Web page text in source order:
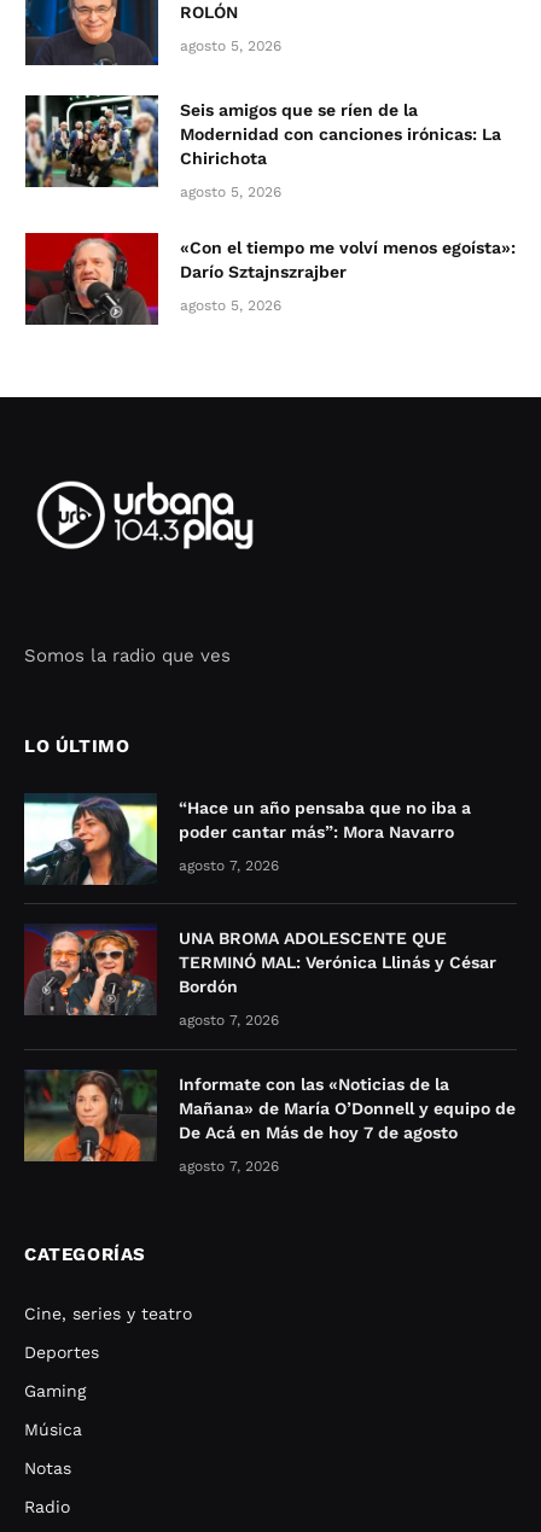
ROLÓN
agosto 5, 2026
Seis amigos que se ríen de la
Modernidad con canciones irónicas: La
Chirichota
agosto 5, 2026
«Con el tiempo me volví menos egoísta»:
Darío Sztajnszrajber
agosto 5, 2026
Somos la radio que ves
LO ÚLTIMO
“Hace un año pensaba que no iba a
poder cantar más”: Mora Navarro
agosto 7, 2026
UNA BROMA ADOLESCENTE QUE
TERMINÓ MAL: Verónica Llinás y César
Bordón
agosto 7, 2026
Informate con las «Noticias de la
Mañana» de María O’Donnell y equipo de
De Acá en Más de hoy 7 de agosto
agosto 7, 2026
CATEGORÍAS
Cine, series y teatro
Deportes
Gaming
Música
Notas
Radio